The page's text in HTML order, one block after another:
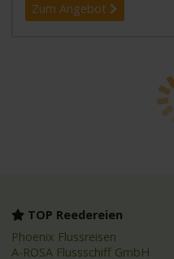
Zum Angebot
TOP Reedereien
Phoenix Flussreisen
A-ROSA Flussschiff GmbH